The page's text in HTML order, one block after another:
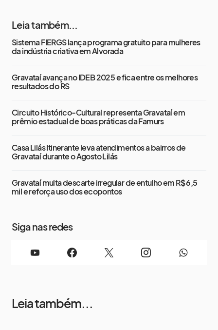
Leia também...
Sistema FIERGS lança programa gratuito para mulheres
da indústria criativa em Alvorada
Gravataí avança no IDEB 2025 e fica entre os melhores
resultados do RS
Circuito Histórico-Cultural representa Gravataí em
prêmio estadual de boas práticas da Famurs
Casa Lilás Itinerante leva atendimentos a bairros de
Gravataí durante o Agosto Lilás
Gravataí multa descarte irregular de entulho em R$ 6,5
mil e reforça uso dos ecopontos
Siga nas redes
Leia também...